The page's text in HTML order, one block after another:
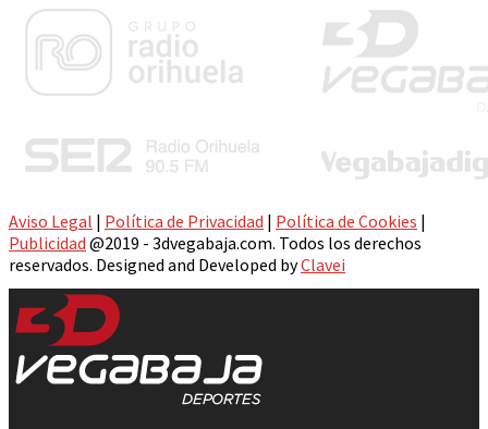
Aviso Legal | Política de Privacidad | Política de Cookies |
Publicidad @2019 - 3dvegabaja.com. Todos los derechos
reservados. Designed and Developed byClavei